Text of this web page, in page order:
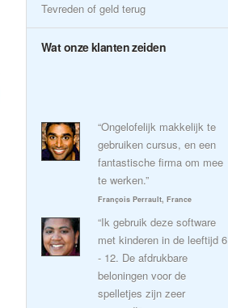
Tevreden of geld terug
Wat onze klanten zeiden
“Ongelofelijk makkelijk te
gebruiken cursus, en een
fantastische firma om mee
te werken.”
François Perrault, France
“Ik gebruik deze software
met kinderen in de leeftijd 6
- 12. De afdrukbare
beloningen voor de
spelletjes zijn zeer